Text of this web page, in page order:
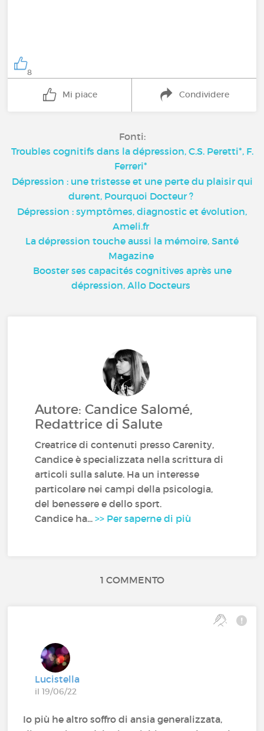
8
Mi piace Condividere
Fonti:
Troubles cognitifs dans la dépression, C.S. Peretti*, F.
Ferreri*
Dépression : une tristesse et une perte du plaisir qui
durent, Pourquoi Docteur ?
Dépression : symptômes, diagnostic et évolution,
Ameli.fr
La dépression touche aussi la mémoire, Santé
Magazine
Booster ses capacités cognitives après une
dépression, Allo Docteurs
Autore: Candice Salomé,
Redattrice di Salute
Creatrice di contenuti presso Carenity,
Candice è specializzata nella scrittura di
articoli sulla salute. Ha un interesse
particolare nei campi della psicologia,
del benessere e dello sport.
Candice ha...>> Per saperne di più
1 COMMENTO
Lucistella
il 19/06/22
Io più he altro soffro di ansia generalizzata,